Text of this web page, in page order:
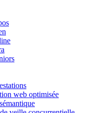
web optimisée